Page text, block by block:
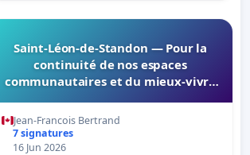
Saint-Léon-de-Standon — Pour la
continuité de nos espaces
communautaires et du mieux-vivre
Jean-Francois Bertrand
7 signatures
16 Jun 2026